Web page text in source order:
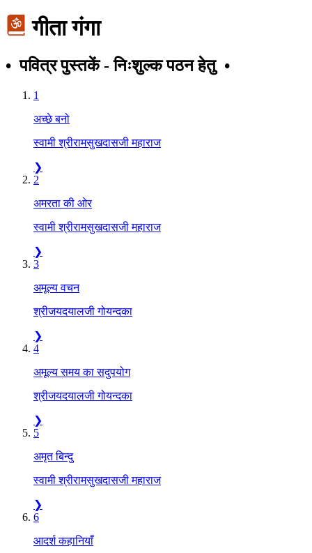
गीता गंगा
• पवित्र पुस्तकें - निःशुल्क पठन हेतु •
1
अच्छे बनो
स्वामी श्रीरामसुखदासजी महाराज
❯
2
अमरता की ओर
स्वामी श्रीरामसुखदासजी महाराज
❯
3
अमूल्य वचन
श्रीजयदयालजी गोयन्दका
❯
4
अमूल्य समय का सदुपयोग
श्रीजयदयालजी गोयन्दका
❯
5
अमृत बिन्दु
स्वामी श्रीरामसुखदासजी महाराज
❯
6
आदर्श कहानियाँ